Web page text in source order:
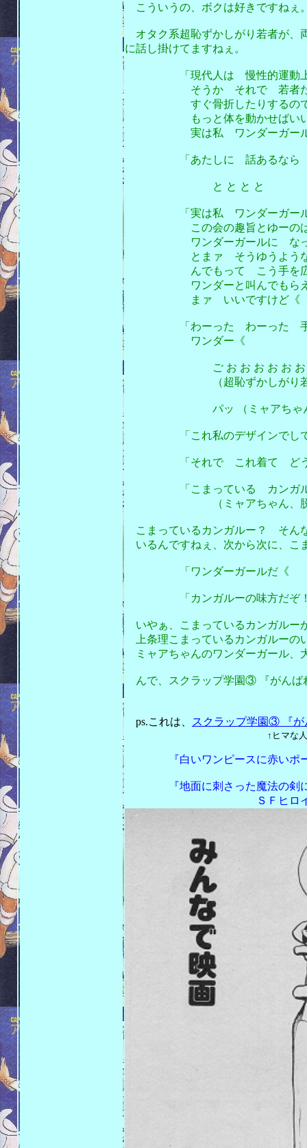
こういうの、ボクは好きですねぇ
オタク系超恥ずかしがり若者が、
に話し掛けてますねぇ。
「現代人は 慢性的運動上
そうか それで 若者たち
すぐ骨折したりするので
もっと体を動かせばいい
実は私 ワンダーガール普
「あたしに 話あるなら こ
と と と と
「実は私 ワンダーガール普
この会の趣旨とゆーのは
ワンダーガールに なって
とまァ そうゆうような
んでもって こう手を広
ワンダーと叫んでもらえる
まァ いいですけど《
「わーった わーった 手
ワンダー《
ご お お お お お お
（超恥ずかしがり若者が、
パッ （ミャアちゃん、ワ
「これ私のデザインでして
「それで これ着て どうし
「こまっている カンガルー
（ミャアちゃん、脱力系
こまっているカンガルー？ そん
いるんですねぇ、次から次に、こ
「ワンダーガールだ《
「カンガルーの味方だぞ
いやぁ、こまっているカンガルー
上条理こまっているカンガルーの
ミャアちゃんのワンダーガール、
んで、スクラップ学園③ 『がんば
ps.これは、 スクラップ学園③ 『が
↑ヒマな人はクリック
『白いワンピースに赤いポー
『地面に刺さった魔法の剣に
ＳＦヒロイック・ファ